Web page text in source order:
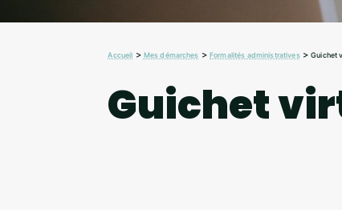
Accueil > Mes démarches >Formalités administratives>Guichet
Guichet